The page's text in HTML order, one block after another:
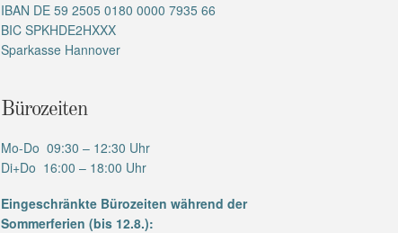
IBAN DE 59 2505 0180 0000 7935 66
BIC SPKHDE2HXXX
Sparkasse Hannover
Bürozeiten
Mo-Do 09:30 – 12:30 Uhr
Di+Do 16:00 – 18:00 Uhr
Eingeschränkte Bürozeiten während der
Sommerferien (bis 12.8.):